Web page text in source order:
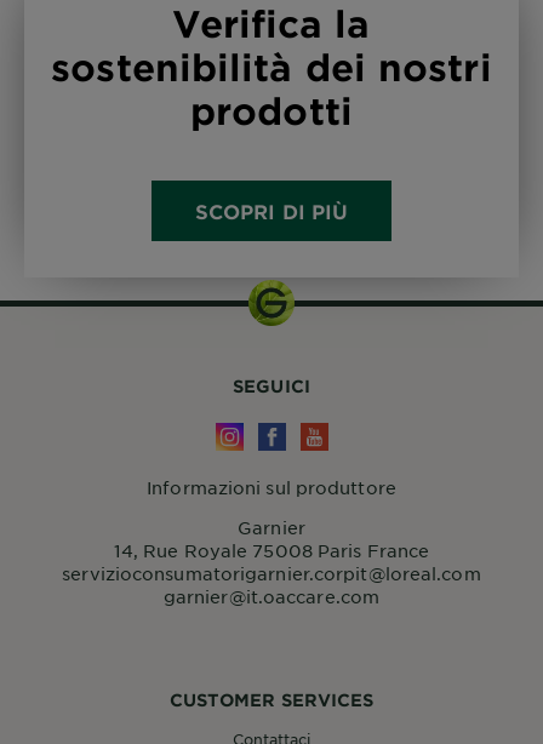
Verifica la
sostenibilità dei nostri
prodotti
SCOPRI DI PIÙ
CUSTOMER SERVICES
Contattaci
SEGUICI
Informazioni sul produttore
Garnier
14, Rue Royale 75008 Paris France
servizioconsumatorigarnier.corpit@loreal.com
garnier@it.oaccare.com